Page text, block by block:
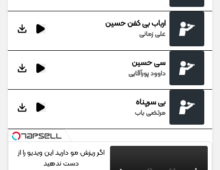
ارباب بی کفن حسین
علی زمانی
سی حسین
داوود پورآقایی
بی سرپناه
مرتضی باب
اگر ریزش مو دارید این ویدیو را از
دست ندهید